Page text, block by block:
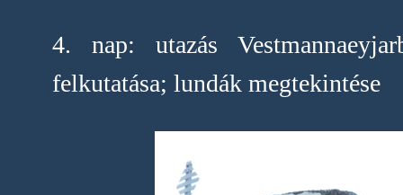
4. nap: utazás
felkutatása; lundák megtekintése